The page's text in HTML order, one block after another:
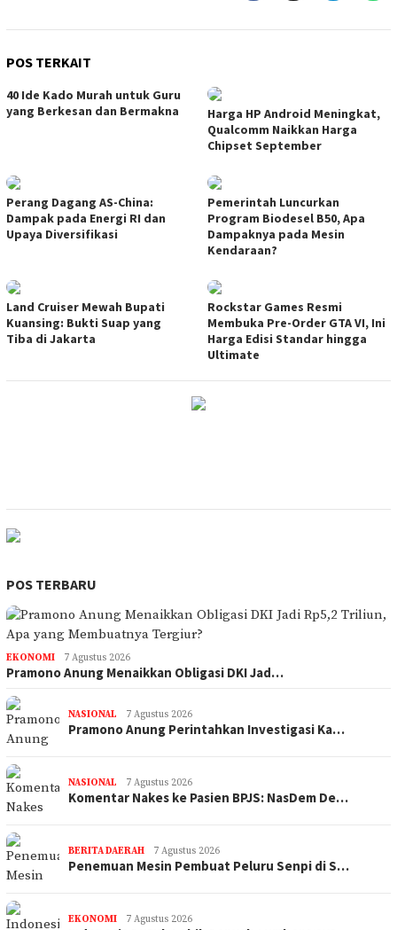
POS TERKAIT
40 Ide Kado Murah untuk Guru
yang Berkesan dan Bermakna
Harga HP Android Meningkat,
Qualcomm Naikkan Harga
Chipset September
Perang Dagang AS-China:
Dampak pada Energi RI dan
Upaya Diversifikasi
Pemerintah Luncurkan
Program Biodesel B50, Apa
Dampaknya pada Mesin
Kendaraan?
Land Cruiser Mewah Bupati
Kuansing: Bukti Suap yang
Tiba di Jakarta
Rockstar Games Resmi
Membuka Pre-Order GTA VI, Ini
Harga Edisi Standar hingga
Ultimate
POS TERBARU
EKONOMI 7 Agustus 2026
Pramono Anung Menaikkan Obligasi DKI Jad…
NASIONAL 7 Agustus 2026
Pramono Anung Perintahkan Investigasi Ka…
NASIONAL 7 Agustus 2026
Komentar Nakes ke Pasien BPJS: NasDem De…
BERITA DAERAH 7 Agustus 2026
Penemuan Mesin Pembuat Peluru Senpi di S…
EKONOMI 7 Agustus 2026